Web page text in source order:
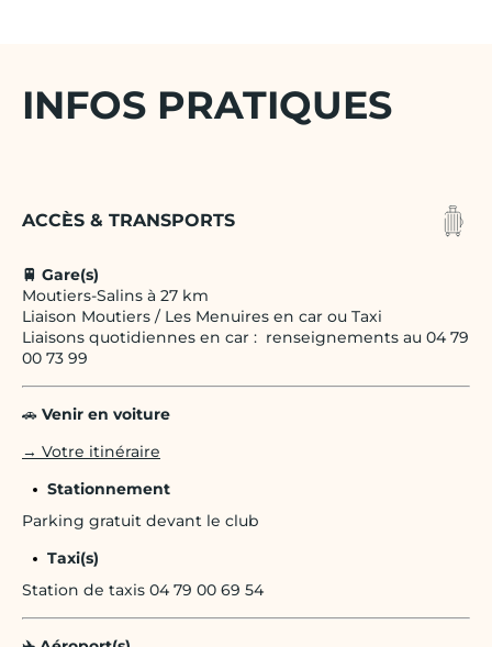
INFOS PRATIQUES
ACCÈS & TRANSPORTS
🚆 Gare(s)
Moutiers-Salins à 27 km
Liaison Moutiers / Les Menuires en car ou Taxi
Liaisons quotidiennes en car : renseignements au 04 79
00 73 99
🚗 Venir en voiture
→ Votre itinéraire
Stationnement
Parking gratuit devant le club
Taxi(s)
Station de taxis 04 79 00 69 54